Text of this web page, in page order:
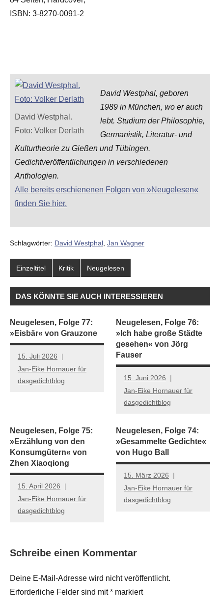
ISBN: 3-8270-0091-2
David Westphal.
Foto: Volker Derlath
David Westphal, geboren
1989 in München, wo er auch
lebt. Studium der Philosophie,
Germanistik, Literatur- und
Kulturtheorie zu Gießen und Tübingen.
Gedichtveröffentlichungen in verschiedenen
Anthologien.
Alle bereits erschienenen Folgen von »Neugelesen«
finden Sie hier.
Schlagwörter: David Westphal, Jan Wagner
Einzeltitel Kritik Neugelesen
DAS KÖNNTE SIE AUCH INTERESSIEREN
Neugelesen, Folge 77:
»Eisbär« von Grauzone
15. Juli 2026
Jan-Eike Hornauer für
dasgedichtblog
Neugelesen, Folge 76:
»Ich habe große Städte
gesehen« von Jörg
Fauser
15. Juni 2026
Jan-Eike Hornauer für
dasgedichtblog
Neugelesen, Folge 75:
»Erzählung von den
Konsumgütern« von
Zhen Xiaoqiong
15. April 2026
Jan-Eike Hornauer für
dasgedichtblog
Neugelesen, Folge 74:
»Gesammelte Gedichte«
von Hugo Ball
15. März 2026
Jan-Eike Hornauer für
dasgedichtblog
Schreibe einen Kommentar
Deine E-Mail-Adresse wird nicht veröffentlicht.
Erforderliche Felder sind mit* markiert